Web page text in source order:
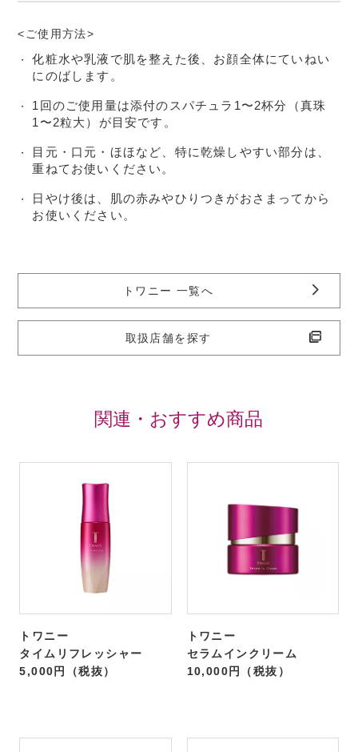
<ご使用方法>
・
化粧水や乳液で肌を整えた後、お顔全体にていねい
にのばします。
・
1回のご使用量は添付のスパチュラ1〜2杯分（真珠
1〜2粒大）が目安です。
・
目元・口元・ほほなど、特に乾燥しやすい部分は、
重ねてお使いください。
・
日やけ後は、肌の赤みやひりつきがおさまってから
お使いください。
トワニー 一覧へ
取扱店舗を探す
関連・おすすめ商品
トワニー
タイムリフレッシャー
5,000円（税抜）
トワニー
セラムインクリーム
10,000円（税抜）